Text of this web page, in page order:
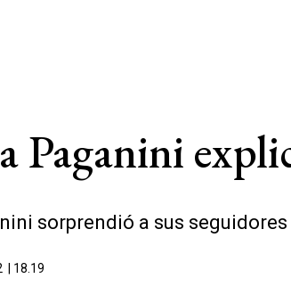
Paganini
sorprendió a sus
| 18.19